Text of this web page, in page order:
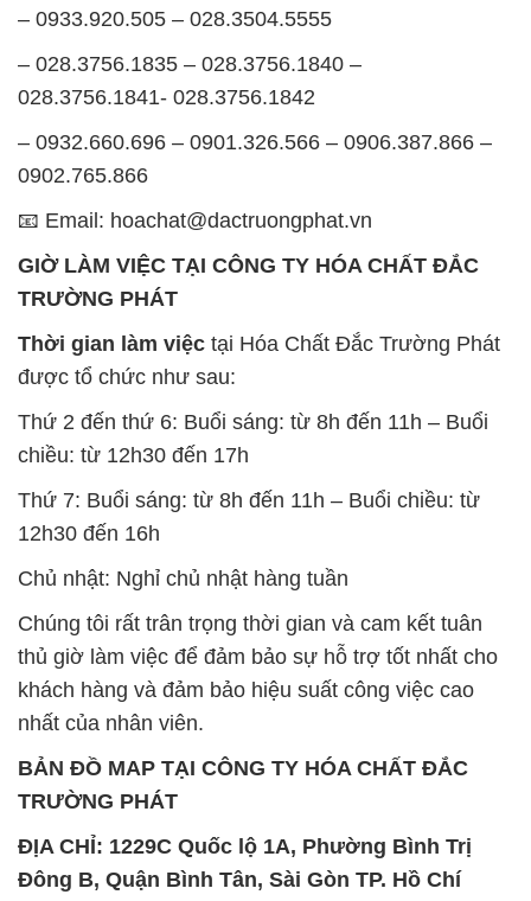
0902.765.866
📧 Email: hoachat@dactruongphat.vn
TRƯỜNG PHÁT
được tổ chức như sau:
Thứ 2 đến thứ 6: Buổi sáng: từ 8h đến 11h – Buổi
chiều: từ 12h30 đến 17h
Thứ 7: Buổi sáng: từ 8h đến 11h – Buổi chiều: từ
12h30 đến 16h
Chủ nhật: Nghỉ chủ nhật hàng tuần
thủ giờ làm việc để đảm bảo sự hỗ trợ tốt nhất cho
khách hàng và đảm bảo hiệu suất công việc cao
nhất của nhân viên.
BẢN ĐỒ MAP TẠI CÔNG TY HÓA CHẤT ĐẮC
TRƯỜNG PHÁT
ĐỊA CHỈ: 1229C Quốc lộ 1A, Phường Bình Trị
Đông B, Quận Bình Tân, Sài Gòn TP. Hồ Chí
Minh